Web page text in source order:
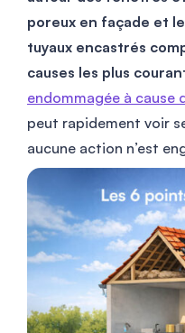
poreux en façade et
tuyaux encastrés
causes les plus
endommagée à cause
peut rapidement voir
aucune action n’est